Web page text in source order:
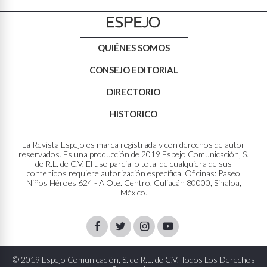
QUIÉNES SOMOS
CONSEJO EDITORIAL
DIRECTORIO
HISTORICO
La Revista Espejo es marca registrada y con derechos de autor
reservados. Es una producción de 2019 Espejo Comunicación, S.
de R.L. de C.V. El uso parcial o total de cualquiera de sus
contenidos requiere autorización específica. Oficinas: Paseo
Niños Héroes 624 - A Ote. Centro. Culiacán 80000, Sinaloa,
México.
FacebookTwitterInstagram
Youtube
© 2019 Espejo Comunicación, S. de R.L. de C.V. Todos Los Derechos